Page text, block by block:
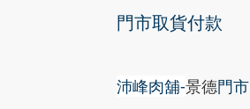
門市取貨付款
沛峰肉舖-景德門市